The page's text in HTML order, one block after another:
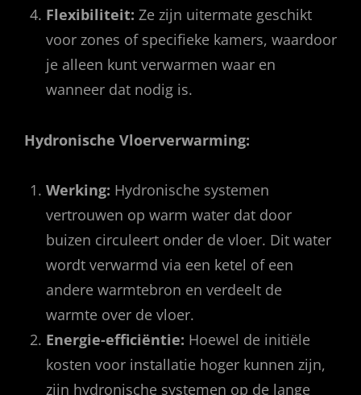
Flexibiliteit: Ze zijn uitermate geschikt
voor zones of specifieke kamers, waardoor
je alleen kunt verwarmen waar en
wanneer dat nodig is.
Hydronische Vloerverwarming:
Werking: Hydronische systemen
vertrouwen op warm water dat door
buizen circuleert onder de vloer. Dit water
wordt verwarmd via een ketel of een
andere warmtebron en verdeelt de
warmte over de vloer.
Energie-efficiëntie: Hoewel de initiële
kosten voor installatie hoger kunnen zijn,
zijn hydronische systemen op de lange